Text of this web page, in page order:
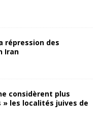
répression des
Iran
considèrent plus
les localités juives de